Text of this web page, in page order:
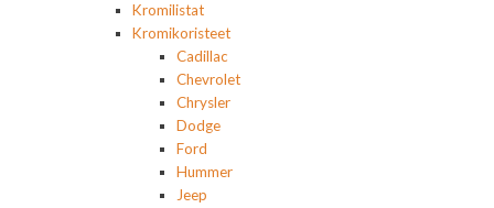
Kromilistat
Kromikoristeet
Cadillac
Chevrolet
Chrysler
Dodge
Ford
Hummer
Jeep